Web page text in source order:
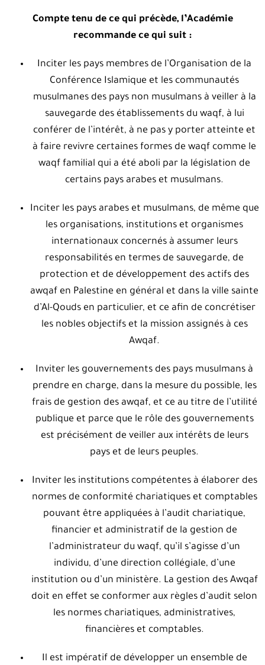
Compte tenu de ce qui précède, l’Académie
recommande ce qui suit :
Inciter les pays membres de l’Organisation de la
Conférence Islamique et les communautés
musulmanes des pays non musulmans à veiller à la
sauvegarde des établissements du waqf, à lui
conférer de l’intérêt, à ne pas y porter atteinte et
à faire revivre certaines formes de waqf comme le
waqf familial qui a été aboli par la législation de
certains pays arabes et musulmans.
Inciter les pays arabes et musulmans, de même que
les organisations, institutions et organismes
internationaux concernés à assumer leurs
responsabilités en termes de sauvegarde, de
protection et de développement des actifs des
awqaf en Palestine en général et dans la ville sainte
d’Al-Qouds en particulier, et ce afin de concrétiser
les nobles objectifs et la mission assignés à ces
Awqaf.
Inviter les gouvernements des pays musulmans à
prendre en charge, dans la mesure du possible, les
frais de gestion des awqaf, et ce au titre de l’utilité
publique et parce que le rôle des gouvernements
est précisément de veiller aux intérêts de leurs
pays et de leurs peuples.
Inviter les institutions compétentes à élaborer des
normes de conformité chariatiques et comptables
pouvant être appliquées à l’audit chariatique,
financier et administratif de la gestion de
l’administrateur du waqf, qu’il s’agisse d’un
individu, d’une direction collégiale, d’une
institution ou d’un ministère. La gestion des Awqaf
doit en effet se conformer aux règles d’audit selon
les normes chariatiques, administratives,
financières et comptables.
Il est impératif de développer un ensemble de